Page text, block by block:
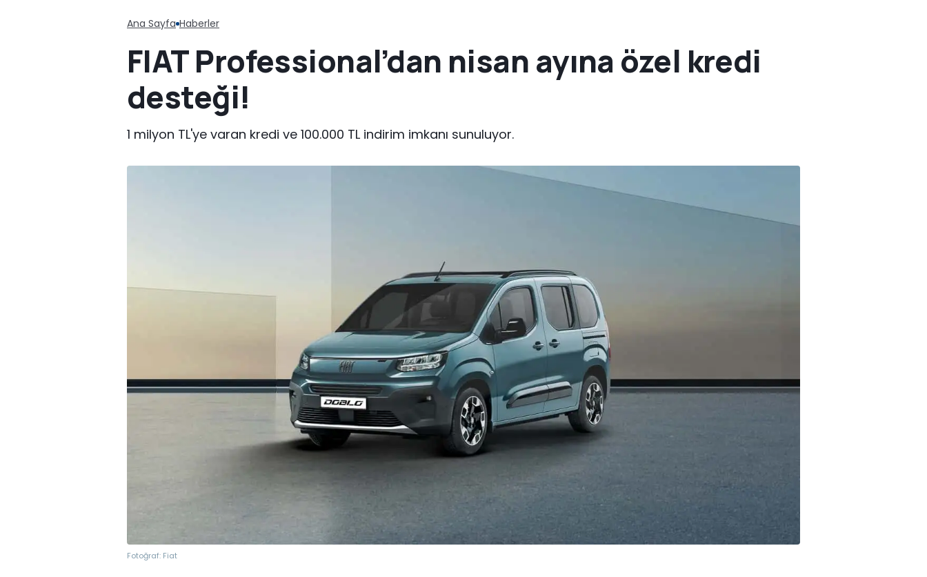
Ana Sayfa Haberler
FIAT Professional’dan nisan ayına özel kredi
desteği!
1 milyon TL'ye varan kredi ve 100.000 TL indirim imkanı sunuluyor.
Fotoğraf: Fiat